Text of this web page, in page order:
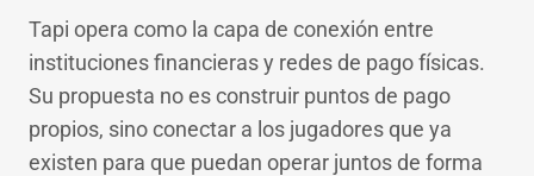
Tapi opera como la capa de conexión entre
instituciones financieras y redes de pago físicas.
Su propuesta no es construir puntos de pago
propios, sino conectar a los jugadores que ya
existen para que puedan operar juntos de forma